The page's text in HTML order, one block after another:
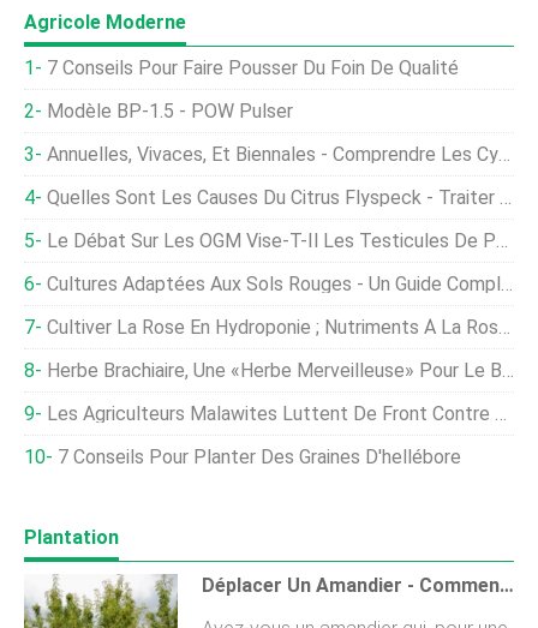
Agricole Moderne
7 Conseils Pour Faire Pousser Du Foin De Qualité
Modèle BP-1.5 - POW Pulser
Annuelles, Vivaces, Et Biennales - Comprendre Les Cycles De Vie Des Plantes
Quelles Sont Les Causes Du Citrus Flyspeck - Traiter Les Symptômes Du Champignon Flyspeck
Le Débat Sur Les OGM Vise-T-Il Les Testicules De Porc ?
Cultures Adaptées Aux Sols Rouges - Un Guide Complet
Cultiver La Rose En Hydroponie ; Nutriments À La Rose Hydroponique
Herbe Brachiaire, Une «herbe Merveilleuse» Pour Le Bétail
Les Agriculteurs Malawites Luttent De Front Contre Le Changement Climatique
7 Conseils Pour Planter Des Graines D'hellébore
Plantation
Déplacer Un Amandier - Comment Transplanter Des Amandiers